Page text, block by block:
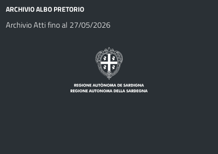
ARCHIVIO ALBO PRETORIO
Archivio Atti fino al 27/05/2026